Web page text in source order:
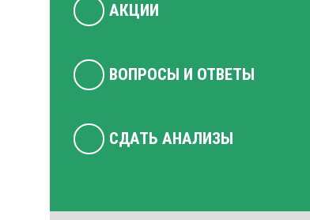
АКЦИИ
ВОПРОСЫ И ОТВЕТЫ
СДАТЬ АНАЛИЗЫ